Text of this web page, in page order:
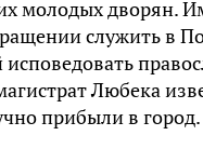
молодых дворян.
служить в
Любека
прибыли в город.